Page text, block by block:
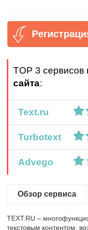
TOP 3 сервисов
сайта:
Text.ru
Turbotext
Advego
Обзор сервиса
TEXT.RU –
текстовым контентом,